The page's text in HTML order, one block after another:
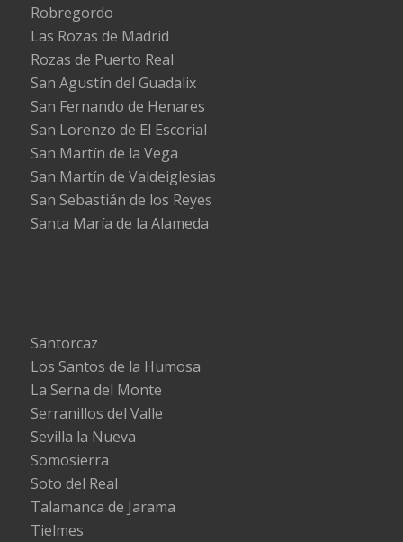
Robregordo
Las Rozas de Madrid
Rozas de Puerto Real
San Agustín del Guadalix
San Fernando de Henares
San Lorenzo de El Escorial
San Martín de la Vega
San Martín de Valdeiglesias
San Sebastián de los Reyes
Santa María de la Alameda
Santorcaz
Los Santos de la Humosa
La Serna del Monte
Serranillos del Valle
Sevilla la Nueva
Somosierra
Soto del Real
Talamanca de Jarama
Tielmes